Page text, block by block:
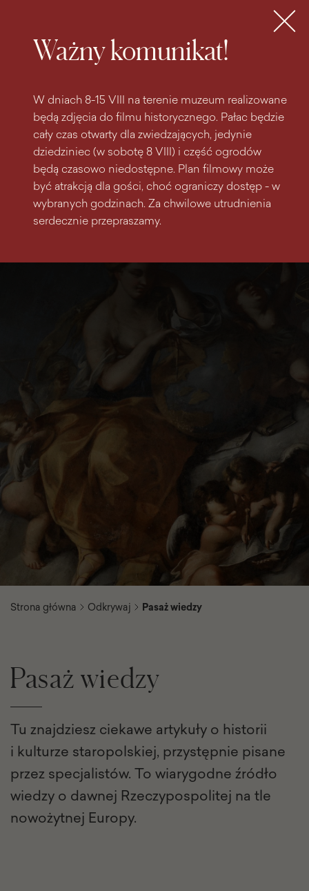
Ważny komunikat!
W dniach 8-15 VIII na terenie muzeum realizowane
będą zdjęcia do filmu historycznego. Pałac będzie
cały czas otwarty dla zwiedzających, jedynie
dziedziniec (w sobotę 8 VIII) i część ogrodów
będą czasowo niedostępne. Plan filmowy może
być atrakcją dla gości, choć ograniczy dostęp - w
wybranych godzinach. Za chwilowe utrudnienia
serdecznie przepraszamy.
MENU
Strona główna Odkrywaj Pasaż wiedzy
Pasaż wiedzy
Tu znajdziesz ciekawe artykuły o historii
i kulturze staropolskiej, przystępnie pisane
przez specjalistów. To wiarygodne źródło
wiedzy o dawnej Rzeczypospolitej na tle
nowożytnej Europy.